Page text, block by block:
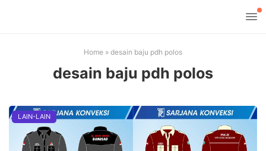
Home » desain baju pdh polos
desain baju pdh polos
LAIN-LAIN